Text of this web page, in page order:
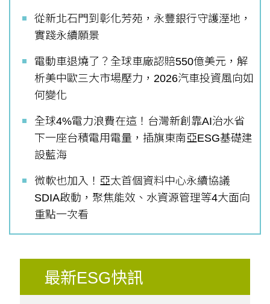
從新北石門到彰化芳苑，永豐銀行守護溼地，
實踐永續願景
電動車退燒了？全球車廠認賠550億美元，解
析美中歐三大市場壓力，2026汽車投資風向如
何變化
全球4%電力浪費在這！台灣新創靠AI治水省
下一座台積電用電量，插旗東南亞ESG基礎建
設藍海
微軟也加入！亞太首個資料中心永續協議
SDIA啟動，聚焦能效、水資源管理等4大面向
重點一次看
最新ESG快訊